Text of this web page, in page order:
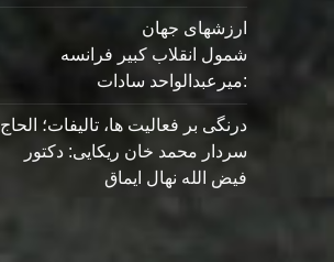
ارزشهای جهان
شمول انقلاب کبیر فرانسه
:میرعبدالواحد سادات
درنگی بر فعالیت ها، تالیفات؛ الحاج
سردار محمد خان ریکایی: دکتور
فیض الله نهال ایماق